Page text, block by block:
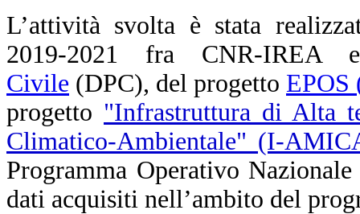
L’attività svolta è stata
2019-2021 fra CNR-
Civile (DPC), del progetto EPOS
progetto "Infrastruttura di Alta
Climatico-Ambientale" (I-
Programma Operativo
dati acquisiti nell’ambito del